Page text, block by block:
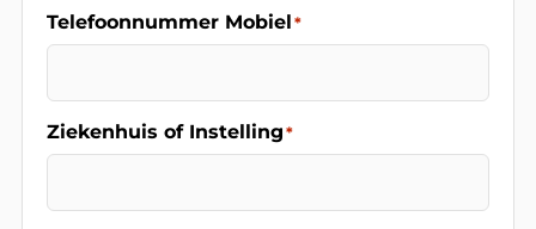
Telefoonnummer Mobiel *
Ziekenhuis of Instelling*